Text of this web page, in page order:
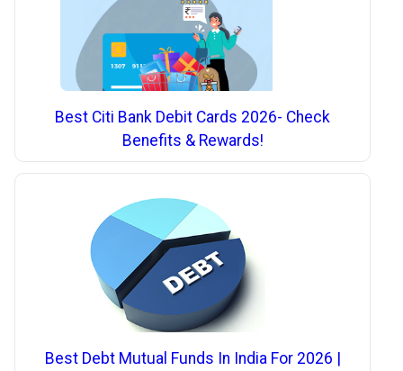
Best Citi Bank Debit Cards 2026- Check
Benefits & Rewards!
Best Debt Mutual Funds In India For 2026 |